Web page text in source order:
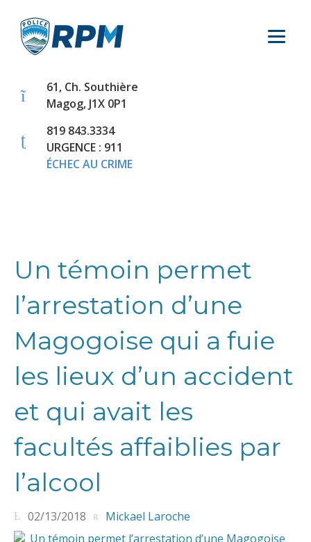
61, Ch. Southière
Magog, J1X 0P1
819 843.3334
URGENCE : 911
ÉCHEC AU CRIME
Un témoin permet
l’arrestation d’une
Magogoise qui a fuie
les lieux d’un accident
et qui avait les
facultés affaiblies par
l’alcool
02/13/2018 Mickael Laroche